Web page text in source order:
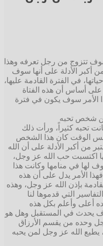
سوف تتزوج من رجل تعرفه وهذا
أكبر الأدلة على أنها سوف
في الفترة القادمة عليها،
أساس أن هذه الفتاة
الأمر سوف يكون في فترة
من شخص تحبه
تحبه كثيراً، ورأت ذلك
الوقت كان هذا الشخص
من أكبر الأدلة على أن الله
اكتسبت حب الله عز وجل،
لها في منامها وكانت هذا
الأمر يدل على أن هذه
بإذن الله عز وجل، وهذه
التي قدموها لنا
أعلى وأعلم بكل هذه
يحدث في المستقبل وهل هو
وحده من يقسم الأرزاق
يطيع الله عز وجل لمن يحبه